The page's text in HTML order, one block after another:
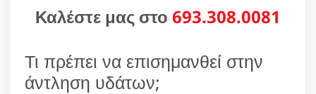
Καλέστε μας στο 693.308.0081
Τι πρέπει να επισημανθεί στην
άντληση υδάτων;